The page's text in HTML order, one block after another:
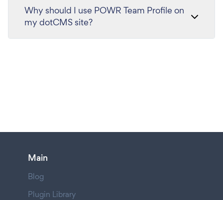
Why should I use POWR Team Profile on
my dotCMS site?
Main
Blog
Plugin Library